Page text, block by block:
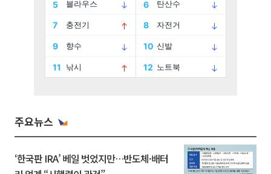
주요뉴스
‘한국판 IRA’ 베일 벗었지만…반도체·배터